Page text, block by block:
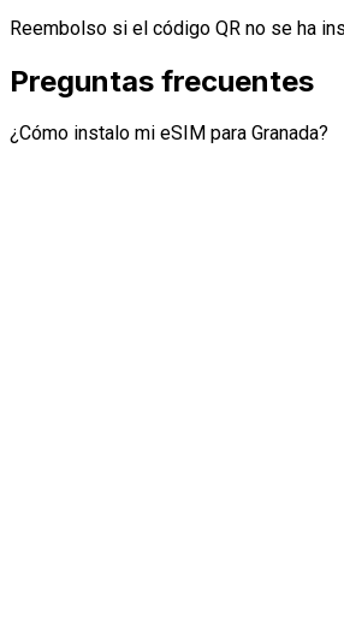
Reembolso si el código QR no se ha
Preguntas frecuentes
¿Cómo instalo mi eSIM para Granada?